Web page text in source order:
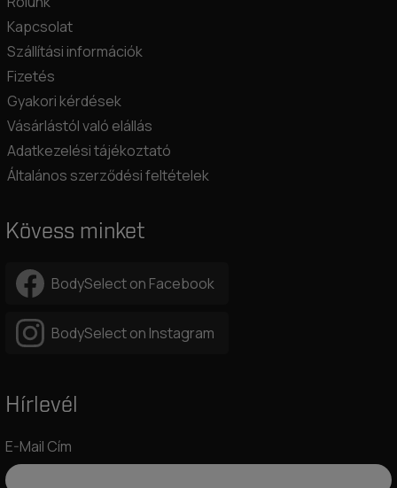
Kapcsolat
Szállítási információk
Fizetés
Gyakori kérdések
Vásárlástól való elállás
Adatkezelési tájékoztató
Általános szerződési feltételek
Kövess minket
BodySelect on Facebook
BodySelect on Instagram
Hírlevél
E-Mail Cím